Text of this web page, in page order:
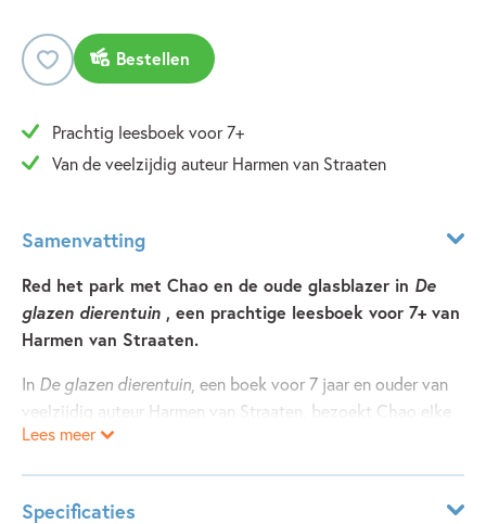
Bestellen
Prachtig leesboek voor 7+
Van de veelzijdig auteur Harmen van Straaten
Samenvatting
Red het park met Chao en de oude glasblazer in De
glazen dierentuin , een prachtige leesboek voor 7+ van
Harmen van Straaten.
In De glazen dierentuin , een boek voor 7 jaar en ouder van
veelzijdig auteur Harmen van Straaten, bezoekt Chao elke
dag zijn vriend de karper, in het vergeten parkje vlak bij zijn
het hek: het parkje moet plaatsmaken voor een hoog
Lees meer
Specificaties